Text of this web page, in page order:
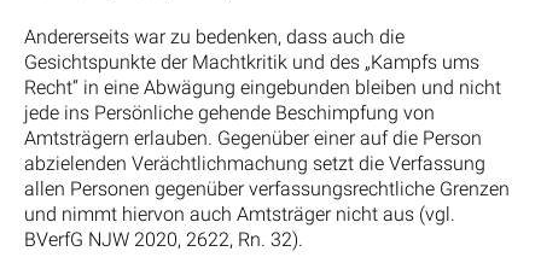
Andererseits war zu bedenken, dass auch die
Gesichtspunkte der Machtkritik und des „Kampfs ums
Recht“ in eine Abwägung eingebunden bleiben und nicht
jede ins Persönliche gehende Beschimpfung von
Amtsträgern erlauben. Gegenüber einer auf die Person
abzielenden Verächtlichmachung setzt die Verfassung
allen Personen gegenüber verfassungsrechtliche Grenzen
und nimmt hiervon auch Amtsträger nicht aus (vgl.
BVerfG NJW 2020, 2622, Rn. 32).